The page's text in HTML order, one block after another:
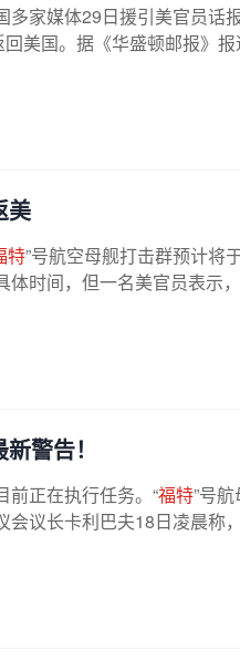
家媒体29日援引美官员话
美国。据《华盛顿邮报》
美
特”号航空母舰打击群预计将
体时间，但一名美官员表示
警告！
前正在执行任务。“福特”号
会议长卡利巴夫18日凌晨称